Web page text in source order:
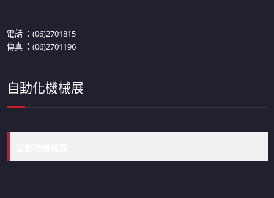
電話 ：(06)2701815
傳真 ：(06)2701196
自動化機械展